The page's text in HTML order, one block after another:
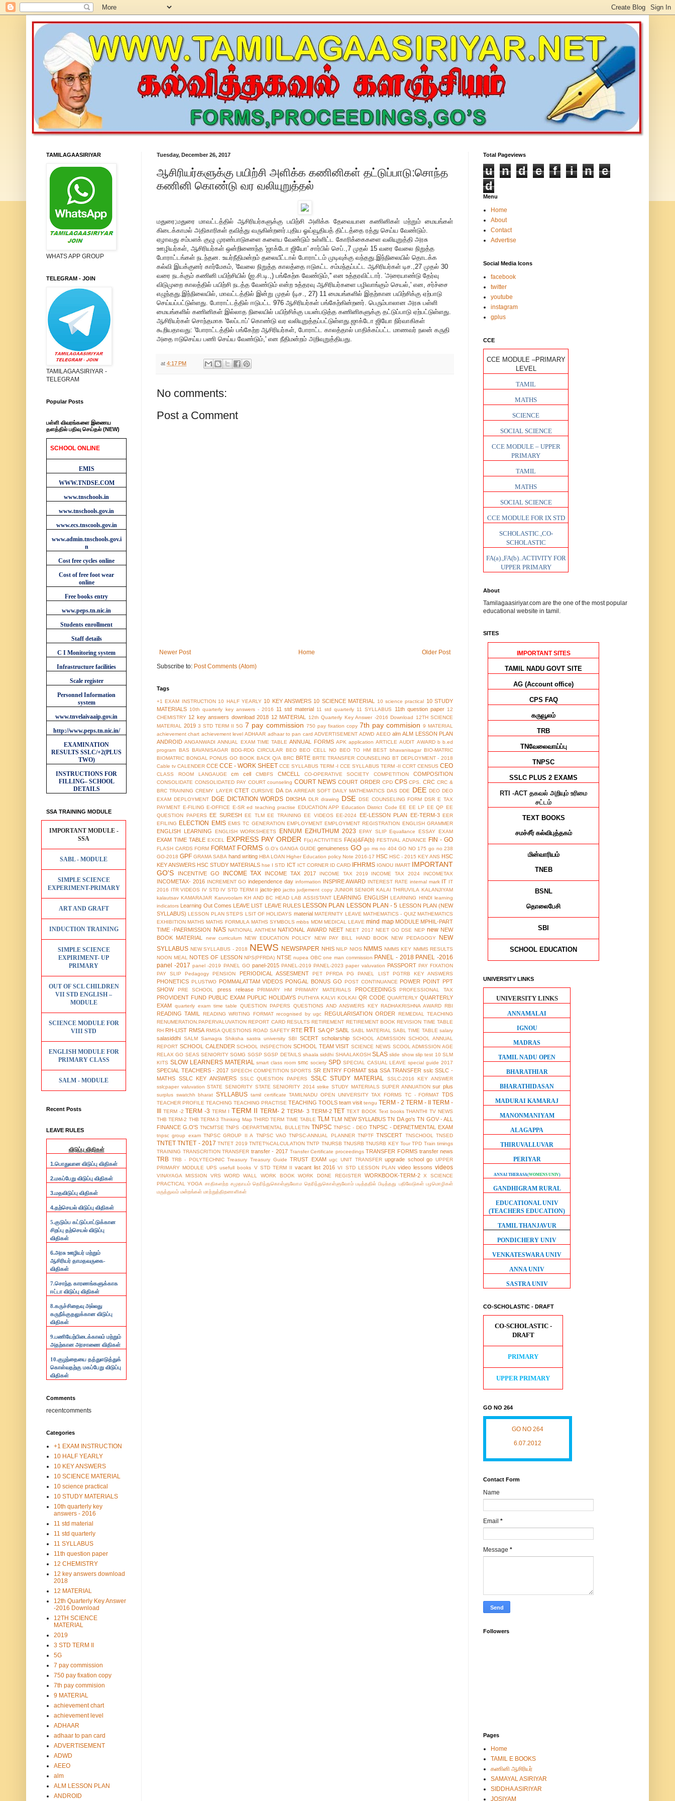
Tuesday, December 26, 2017
ஆசிரியர்களுக்கு பயிற்சி அளிக்க கணினிகள் தட்டுப்பாடு:சொந்த
கணினி கொண்டு வர வலியுறுத்தல்
மதுரை;மதுரை மாவட்டத்தில் ஆசிரியர்களுக்கு பயிற்சி அளிக்க தேவையான கணினிகள் மற்றும் மையங்கள்
கிடைக்காமல் அதிகாரிகள் தவித்து வருகின்றனர்.புதிய ஓய்வூதியத் திட்டத்தை ரத்து செய்ய வேண்டும்.
ஏழாவது சம்பளக் குழு முரண்பாடுகளை களைய வேண்டும் உள்ளிட்ட கோரிக்கைகளை வலியுறுத்தி அரசு
ஊழியர்கள், ஆசிரியர்கள் ஒன்றிணைந்த 'ஜாக்டோ ஜியோ' சார்பில் செப்.,7 முதல் 15 வரை வேலை நிறுத்த
போராட்டங்கள் நடந்தன. உயர்நீதிமன்றம் தலையீட்டால் போராட்டம் முடிவுக்கு வந்தது.இந்நிலையில் தொடக்க
கல்வி இயக்குனர் கார்மேகம், 'வேலை நிறுத்த காலத்தை ஈடுகட்ட சம்மந்தப்பட்ட ஆசிரியர்கள் டிச.,27 முதல் 30
வரை நடக்கும் கணினி பயிற்சியில் (ஐ.சி.டி.,) பங்கேற்க வேண்டும்,'' என உத்தரவிட்டார். 'அரையாண்டு தேர்வு
விடுமுறை காலத்தில் பயிற்சி நடத்த வேண்டும் என்ற உத்தரவு ஆசிரியர்களை பழிவாங்கும் செயல்,' என, சர்ச்சை
எழுந்தது.இந்நிலையில், மாவட்டத்தில் இன்று முதல் (டிச., 27) 11 மையங்களில் இதற்கான பயிற்சிக்கு ஏற்பாடு
செய்யப்பட்டுள்ளது. போராட்டத்தில் ஈடுபட்ட 976 ஆசிரியர்கள் பங்கேற்கின்றனர். பெரும்பாலான அரசு பள்ளி
மையங்களில் கணினிகள் இல்லாத நிலையில் பயிற்சிக்கு பயன்படுத்த கணினிகளுக்கு தட்டுப்பாடு ஏற்பட்டுள்ளது.
ஆசிரியர்கள் சொந்தமாக 'லேப்டாப்' கொண்டு வர வலியுறுத்தப்பட்டுள்ளது.ஜாக்டோ ஜியோ நிர்வாகிகள்
கூறியதாவது: 'போராட்டத்தில் பங்கேற்ற ஆசிரியர்கள், போராட்ட காலத்தால் பாதிக்கப்பட்ட மாணவர் நலன் கருதி
அதை ஈடுசெய்ய பணி செய்ய வேண்டும்,' என நீதிமன்றம் அறிவுறுத்தியது.
at 4:17 PM
No comments:
Post a Comment
Newer Post Older Post
Home
Subscribe to: Post Comments (Atom)
Tags
+1 EXAM INSTRUCTION 10 HALF YEARLY 10 KEY ANSWERS 10 SCIENCE MATERIAL 10 science practical 10 STUDY
MATERIALS 10th quarterly key answers - 2016 11 std material 11 std quarterly 11 SYLLABUS 11th question paper 12
CHEMISTRY 12 key answers download 2018 12 MATERIAL 12th Quarterly Key Answer -2016 Download
12TH SCIENCE
MATERIAL
2019 3 STD TERM II 5G 7 pay commission 750 pay fixation copy 7th pay commision 9 MATERIAL
achievement chart achievement level ADHAAR adhaar to pan card ADVERTISEMENT ADWD AEEO alm ALM LESSON PLAN
ANDROID ANGANWADI ANNUAL EXAM TIME TABLE ANNUAL FORMS APK application ARTICLE AUDIT AWARD b b.ed
program BAS BAVANISAGAR BDG-RDG CIRCULAR BEO BEO CELL NO BEO TO HM BEST bhavanisagar BIO-MATRIC
BIOMATRIC BONGAL PONUS GO BOOK BACK Q/A BRC BRTE BRTE TRANSFER COUNSELING BT DEPLOYMENT - 2018
Cable tv CALENDER CCE CCE - WORK SHEET CCE SYLLABUS TERM -I CCE SYLLABUS TERM -II CCRT CENSUS CEO
CLASS ROOM LANGAUGE cm cell CMBFS CMCELL CO-OPERATIVE SOCIETY COMPETITION COMPOSITION
CONSOLIDATE CONSOLIDATED PAY COURT counseling COURT NEWS COURT ORDER CPD CPS CPS. CRC CRC &
BRC TRAINING CREMY LAYER CTET CURSIVE DA DA ARREAR SOFT DAILY MATHEMATICS DAS DDE DEE DEO DEO
EXAM DEPLOYMENT DGE DICTATION WORDS DIKSHA DLR drawing DSE DSE COUNSELING FORM DSR E TAX
PAYMENT E-FILING E-OFFICE E-SR ed teaching practise EDUCATION APP Education District Code EE EE LP EE QP EE
QUESTION PAPERS
EE SURESH EE TLM EE TRAINING EE VIDEOS EE-2024 EE-LESSON PLAN EE-TERM-3 EER
EFILING
ELECTION EMIS EMIS TC GENERATION EMPLOYMENT EMPLOYMENT REGISTRATION ENGLISH GRAMMER
ENGLISH LEARNING ENGLISH WORKSHEETS ENNUM EZHUTHUM 2023 EPAY SLIP Equallance ESSAY EXAM
EXAM TIME TABLE EXCEL EXPRESS PAY ORDER F(a) ACTIVITIES FA(a)&FA(b) FESTIVAL ADVANCE FIN - GO
FLASH CARDS FORM FORMAT FORMS G.O's GANGA GUIDE genuineness GO go ms no 404 GO NO 175 go no 238
GO-2018 GPF GRAMA SABA hand writing HBA LOAN Higher Education policy Note 2016-17 HSC HSC - 2015 KEY ANS HSC
KEY ANSWERS HSC STUDY MATERIALS hse I STD ICT ICT CORNER ID CARD IFHRMS IGNOU IMART IMPORTANT
GO'S
INCENTIVE GO INCOME TAX INCOME TAX 2017 INCOME TAX 2019 INCOME TAX 2024 INCOMETAX
INCOMETAX- 2016 INCREMENT GO independence day information INSPIRE AWARD INTEREST RATE internal mark IT IT
2016 ITR VIDEOS IV STD IV STD TERM II jacto-jeo jactto judjement copy JUNIOR SENIOR KALAI THIRUVILA KALANJIYAM
kalautsav KAMARAJAR Karuvoolam KH AND BC HEAD LAB ASSISTANT LEARNING ENGLISH LEARNING HINDI learning
indicators Learning Out Comes LEAVE LIST LEAVE RULES LESSON PLAN LESSON PLAN - 5 LESSON PLAN (NEW
SYLLABUS) LESSON PLAN STEPS LSIT OF HOLIDAYS material MATERNITY LEAVE MATHEMATICS - QUIZ MATHEMATICS
EXHIBITION MATHS MATHS FORMULA MATHS SYMBOLS mbbs MDM MEDICAL LEAVE mind map MODULE MPHIL-PART
TIME -PAERMISSION
NAS NATIONAL ANTHEM NATIONAL AWARD NEET NEET 2017 NEET GO DSE NEP new NEW
BOOK MATERIAL
new curriculum NEW EDUCATION POLICY NEW PAY BILL HAND BOOK NEW PEDAGOGY
NEW
SYLLABUS NEW SYLLABUS - 2018 NEWS NEWSPAPER NHIS NILP NIOS NMMS NMMS KEY NMMS RESULTS
NOON MEAL
NOTES OF LESSON NPS(PFRDA) NTSE nupea OBC one man commission PANEL - 2018 PANEL -2016
panel -2017 panel -2019 PANEL GO panel-2015 PANEL-2019 PANEL-2023 paper valuvation PASSPORT PAY FIXATION
PAY SLIP
Pedagogy PENSION PERIODICAL ASSESMENT PET PFRDA PG PANEL LIST PGTRB KEY ANSWERS
PHONETICS PLUSTWO POMMALATTAM VIDEOS PONGAL BONUS GO POST CONTINUANCE POWER POINT PPT
SHOW
PRE SCHOOL press release PRIMARY HM PRIMARY MATERIALS PROCEEDINGS PROFESSIONAL TAX
PROVIDENT FUND PUBLIC EXAM PUPLIC HOLIDAYS PUTHIYA KALVI KOLKAI QR CODE QUARTERLY QUARTERLY
EXAM quarterly exam time table QUESTION PAPERS QUESTIONS AND ANSWERS KEY RADHAKRISHNA AWARD RBI
READING TAMIL READING WRITING FORMAT recognised by ugc REGULARISATION ORDER
REMEDIAL TEACHING
RENUMERATION.PAPERVALUVATION REPORT CARD RESULTS RETIREMENT RETIREMENT BOOK REVISION TIME TABLE
RH RH-LIST RMSA RMSA QUESTIONS ROAD SAFETY RTE RTI SA QP SABL SABL MATERIAL SABL TIME TABLE salary
salasiddhi SALM Samagra Shiksha sastra university SBI SCERT scholarship SCHOOL ADMISSION SCHOOL ANNUAL
REPORT SCHOOL CALENDER SCHOOL INSPECTION SCHOOL TEAM VISIT SCIENCE NEWS SCOOL ADMISSION AGE
RELAX GO SEAS SENIORITY SGMG SGSP SGSP DETAILS shaala siddhi SHAALAKOSH SLAS slide show slip test 10 SLM
KITS SLOW LEARNERS MATERIAL smart class room smc society SPD SPECIAL CASUAL LEAVE special guide 2017
SPECIAL TEACHERS - 2017 SPEECH COMPETITION SPORTS SR ENTRY FORMAT ssa SSA TRANSFER sslc SSLC -
MATHS SSLC KEY ANSWERS SSLC QUESTION PAPERS SSLC STUDY MATERIAL
SSLC-2016 KEY ANSWER
sslcpaper valuvation STATE SENIORITY STATE SENIORITY 2014 strike STUDY MATERIALS SUPER ANNUATION sur plus
surplus swatchh bharat SYLLABUS tamil certificate TAMILNADU OPEN UNIVERSITY TAX FORMS TC - FORMAT TDS
TEACHER PROFILE TEACHING TEACHING PRACTISE TEACHING TOOLS team visit tengu TERM - 2 TERM - II
TERM -
TERM -2 TERM -3 TERM I TERM II TERM- 2 TERM- 3 TERM-2 TET TEXT BOOK Text books THANTHI TV NEWS
THB TERM-2 THB TERM-3 Thinking Map THIRD TERM TIME TABLE TLM TLM NEW SYLLABUS TN DA go's TN GOV - ALL
FINANCE G.O'S TNCMTSE TNPS -DEPARTMENTAL BULLETIN TNPSC TNPSC - DEO TNPSC - DEPAETMENTAL EXAM
tnpsc group exam TNPSC GROUP II A TNPSC VAO TNPSC-ANNUAL PLANNER TNPTF TNSCERT TNSCHOOL TNSED
TNTET TNTET - 2017 TNTET 2019 TNTET%CALCULATION TNTP TNURSB TNUSRB TNUSRB KEY Tour TPD Train timings
TRAINING TRANSCRITION TRANSFER transfer - 2017 Transfer Certificate proceedings TRANSFER FORMS transfer news
TRB TRB - POLYTECHNIC Treasury Treasury Guide TRUST EXAM ugc UNIT TRANSFER upgrade school go UPPER
PRIMARY MODULE UPS usefull books V STD TERM II vacant list 2016 VI STD LESSON PLAN video lessons videos
VINAYAGA MISSION VRS WORD WALL WORK BOOK WORK DONE REGISTER WORKBOOK-TERM-2
X SCIENCE
PRACTICAL
YOGA சாதிகளற்ற சமுதாயம் தெரிந்துகொள்ளுவோம தெரிந்துகொள்ளுவோம் படித்ததில் பிடித்தது பதிவேடுகள் பழமொழிகள்
மருத்துவம் மன்றங்கள் மாற்றுத்திறனாளிகள்
TAMILAGAASIRIYAR
WHATS APP GROUP
TELEGRAM - JOIN
TAMILAGAASIRIYAR -
TELEGRAM
Popular Posts
பள்ளி விவரங்களை இணைய
தளத்தில் பதிவு செய்தல் (NEW)
SCHOOL ONLINE
EMIS
WWW.TNDSE.COM
www.tnschools.in
www.tnschools.gov.in
www.ecs.tnscools.gov.in
www.admin.tnschools.gov.i
n
Cost free cycles online
Cost of free foot wear
online
Free books entry
www.peps.tn.nic.in
Students enrollment
Staff details
C I Monitoring system
Infrastructure facilities
Scale register
Personnel Information
system
www.tnvelaivaaip.gov.in
http://www.peps.tn.nic.in/
EXAMINATION
RESULTS SSLC/+2(PLUS
TWO)
INSTRUCTIONS FOR
FILLING– SCHOOL
DETAILS
SSA TRAINING MODULE
IMPORTANT MODULE -
SSA
SABL - MODULE
SIMPLE SCIENCE
EXPERIMENT-PRIMARY
ART AND GRAFT
INDUCTION TRAINING
SIMPLE SCIENCE
EXPIRIMENT- UP
PRIMARY
OUT OF SCL CHILDREN
VII STD ENGLISH –
MODULE
SCIENCE MODULE FOR
VIII STD
ENGLISH MODULE FOR
PRIMARY CLASS
SALM - MODULE
Recent Posts
LEAVE RULES
விடுப்பு விதிகள்
1.பொதுவான விடுப்பு விதிகள்
2.மகப்பேறு விடுப்பு விதிகள்
3.மதவிடுப்பு விதிகள்
4.தற்செயல் விடுப்பு விதிகள்
5.குடும்ப கட்டுப்பாட்டுக்கான
சிறப்பு தற்செயல் விடுப்பு
விதிகள்
6.அரசு ஊழியர் மற்றும்
ஆசிரியர் தாமதவருகை-
விதிகள்
7.சொந்த காரணங்களுக்காக
ஈட்டா விடுப்பு விதிகள்
8.கருச்சிதைவு அல்லது
கருநீக்குதலுக்கான விடுப்பு
விதிகள்
9.பணியேற்பிடைக்காலம் மற்றும்
அதற்கான அரசாணை விதிகள்
10.குழந்தையை தத்துஎடுத்துக்
கொள்வதற்கு மகப்பேறு விடுப்பு
விதிகள்
Comments
recentcomments
Categories
+1 EXAM INSTRUCTION
10 HALF YEARLY
10 KEY ANSWERS
10 SCIENCE MATERIAL
10 science practical
10 STUDY MATERIALS
10th quarterly key
answers - 2016
11 std material
11 std quarterly
11 SYLLABUS
11th question paper
12 CHEMISTRY
12 key answers download
2018
12 MATERIAL
12th Quarterly Key Answer
-2016 Download
12TH SCIENCE
MATERIAL
2019
3 STD TERM II
5G
7 pay commission
750 pay fixation copy
7th pay commision
9 MATERIAL
achievement chart
achievement level
ADHAAR
adhaar to pan card
ADVERTISEMENT
ADWD
AEEO
alm
ALM LESSON PLAN
ANDROID
Total Pageviews
u n d e f i n
e
d
Menu
Home
About
Contact
Advertise
Social Media Icons
facebook
twitter
youtube
instagram
gplus
CCE
CCE MODULE –PRIMARY
LEVEL
TAMIL
MATHS
SCIENCE
SOCIAL SCIENCE
CCE MODULE – UPPER
PRIMARY
TAMIL
MATHS
SOCIAL SCIENCE
CCE MODULE FOR IX STD
SCHOLASTIC.,CO-
SCHOLASTIC
FA(a).,FA(b)..ACTIVITY FOR
UPPER PRIMARY
About
Tamilagaasiriyar.com are the one of the most popular
educational website in tamil.
SITES
IMPORTANT SITES
TAMIL NADU GOVT SITE
AG (Account office)
CPS FAQ
கருவூலம்
TRB
TNவேலைவாய்ப்பு
TNPSC
SSLC PLUS 2 EXAMS
RTI -ACT தகவல் அறியும் உரிமை
சட்டம்
TEXT BOOKS
சமச்சீர் கல்விபுத்தகம்
மின்வாரியம்
TNEB
BSNL
தொலைபேசி
SBI
SCHOOL EDUCATION
UNIVERSITY LINKS
UNIVERSITY LINKS
ANNAMALAI
IGNOU
MADRAS
TAMIL NADU OPEN
BHARATHIAR
BHARATHIDASAN
MADURAI KAMARAJ
MANONMANIYAM
ALAGAPPA
THIRUVALLUVAR
PERIYAR
ANNAI THERASA(WOMENS UNIV)
GANDHIGRAM RURAL
EDUCATIONAL UNIV
(TEACHERS EDUCATION)
TAMIL THANJAVUR
PONDICHERY UNIV
VENKATESWARA UNIV
ANNA UNIV
SASTRA UNIV
CO-SCHOLASTIC - DRAFT
CO-SCHOLASTIC -
DRAFT
PRIMARY
UPPER PRIMARY
GO NO 264
GO NO 264
6.07.2012
Contact Form
Name
Email *
Message *
Followers
Pages
Home
TAMIL E BOOKS
கணினி ஆசிரியர்
SAMAYAL ASIRIYAR
SIDDHA ASIRIYAR
JOSIYAM